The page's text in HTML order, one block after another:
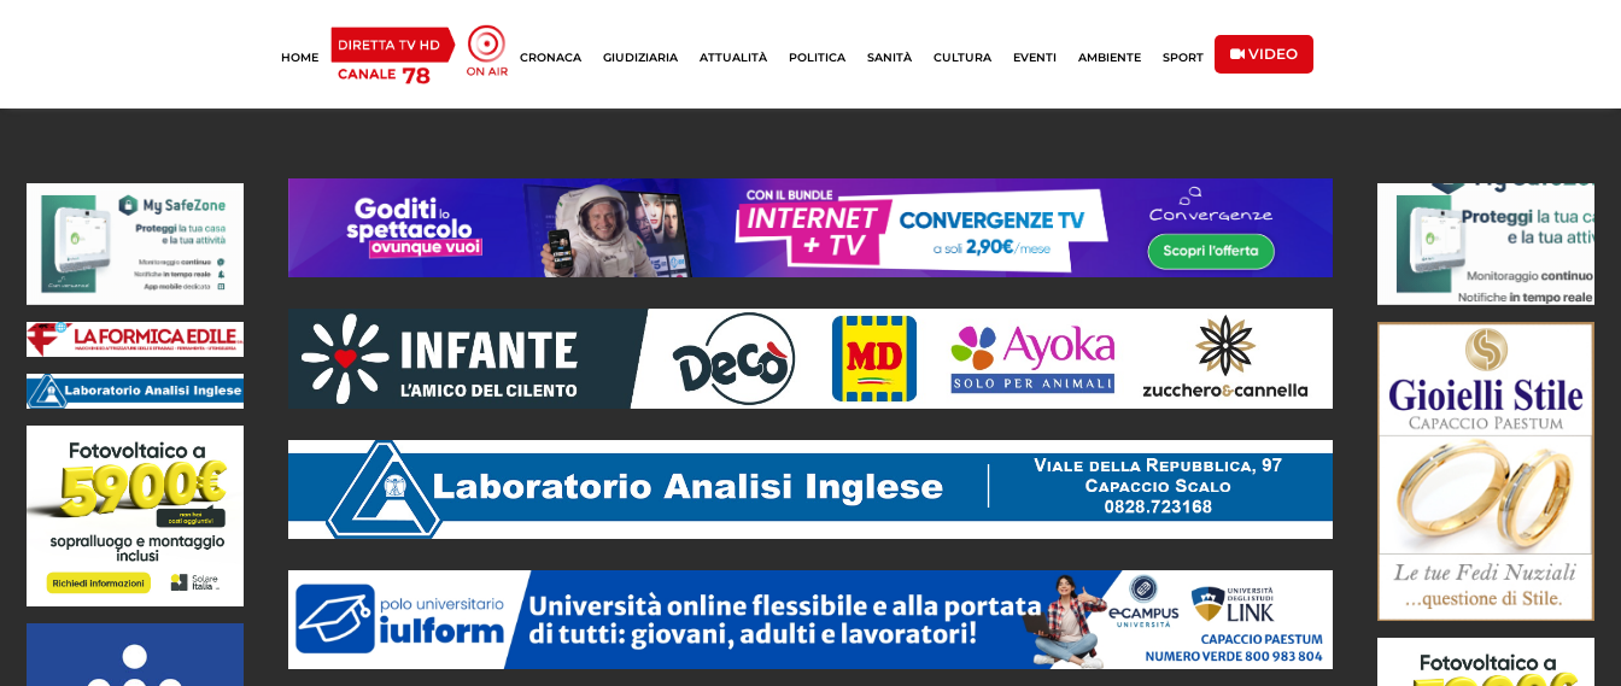
HOME CRONACA GIUDIZIARIA ATTUALITÀ POLITICA SANITÀ CULTURA EVENTI AMBIENTE SPORT VIDEO